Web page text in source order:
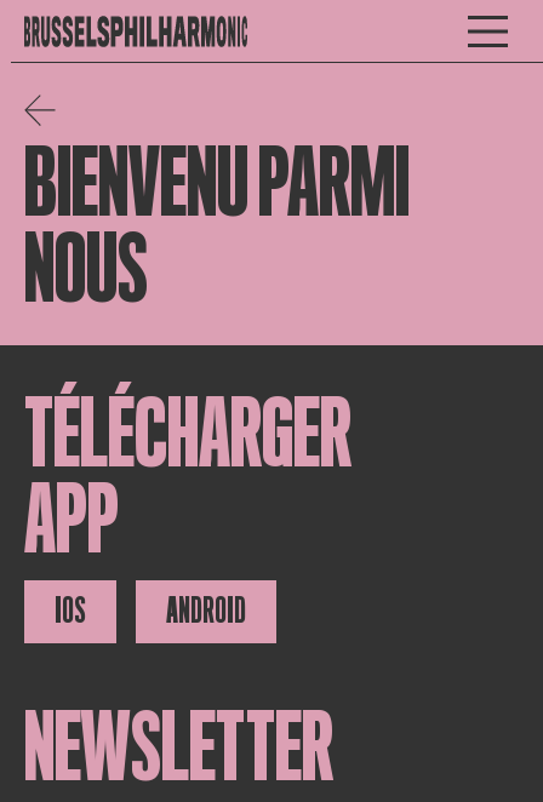
BIENVENU PARMI
NOUS
TÉLÉCHARGER
APP
IOS ANDROID
NEWSLETTER